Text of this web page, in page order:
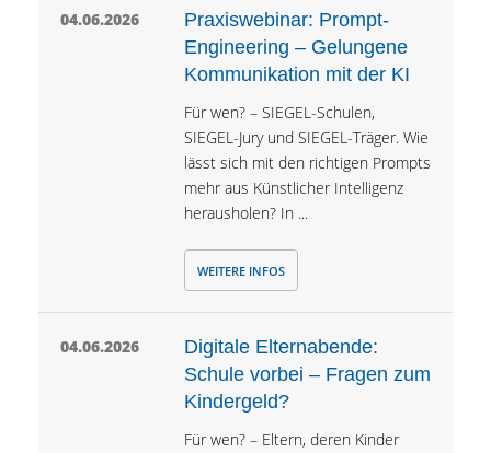
04.06.2026
Praxiswebinar: Prompt-
Engineering – Gelungene
Kommunikation mit der KI
Für wen? – SIEGEL-Schulen,
SIEGEL-Jury und SIEGEL-Träger. Wie
lässt sich mit den richtigen Prompts
mehr aus Künstlicher Intelligenz
herausholen? In ...
WEITERE INFOS
04.06.2026
Digitale Elternabende:
Schule vorbei – Fragen zum
Kindergeld?
Für wen? – Eltern, deren Kinder